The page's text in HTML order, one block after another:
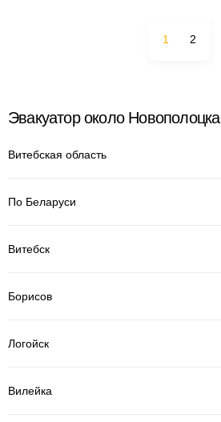
1 2
Эвакуатор около Новополоцка
Витебская область
По Беларуси
Витебск
Борисов
Логойск
Вилейка